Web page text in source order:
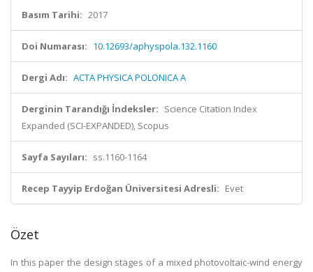
Basım Tarihi: 2017
Doi Numarası: 10.12693/aphyspola.132.1160
Dergi Adı: ACTA PHYSICA POLONICA A
Derginin Tarandığı İndeksler: Science Citation Index
Expanded (SCI-EXPANDED), Scopus
Sayfa Sayıları: ss.1160-1164
Recep Tayyip Erdoğan Üniversitesi Adresli: Evet
Özet
In this paper the design stages of a mixed photovoltaic-wind energy